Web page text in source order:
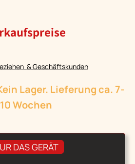
& Geschäftskunden
Lager. Lieferung ca. 7-
10 Wochen
DAS GERÄT